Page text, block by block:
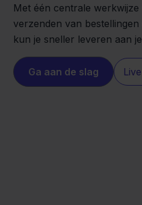
Met één centrale
verzenden van
kun je sneller leveren aan
Ga aan de slag